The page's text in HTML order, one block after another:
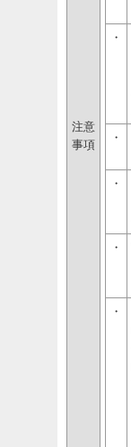
注意
事項
・
・
・
・
・